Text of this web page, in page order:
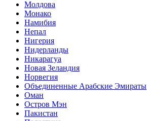
Молдова
Монако
Намибия
Непал
Нигерия
Нидерланды
Никарагуа
Новая Зеландия
Норвегия
Объединенные Арабские Эмираты
Оман
Остров Мэн
Пакистан